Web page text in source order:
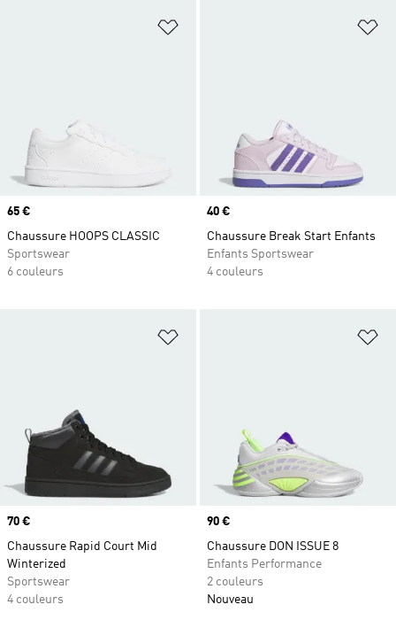
Ajouter à la Liste de produits
Prix
65 €
Chaussure HOOPS CLASSIC
Sportswear
6 couleurs
Prix
40 €
Chaussure Break Start Enfants
Enfants Sportswear
4 couleurs
Ajouter à la Liste de produits
Prix
70 €
Chaussure Rapid Court Mid
Winterized
Sportswear
4 couleurs
Prix
90 €
Chaussure DON ISSUE 8
Enfants Performance
2 couleurs
Nouveau